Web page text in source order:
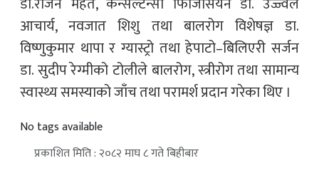
आचार्य, नवजात शिशु तथा बालरोग विशेषज्ञ डा.
विष्णुकुमार थापा र ग्यास्ट्रो तथा हेपाटो–बिलिएरी सर्जन
डा. सुदीप रेग्मीको टोलीले बालरोग, स्त्रीरोग तथा सामान्य
स्वास्थ्य समस्याको जाँच तथा परामर्श प्रदान गरेका थिए ।
No tags available
प्रकाशित मिति : २०८२ माघ ८ गते बिहीबार